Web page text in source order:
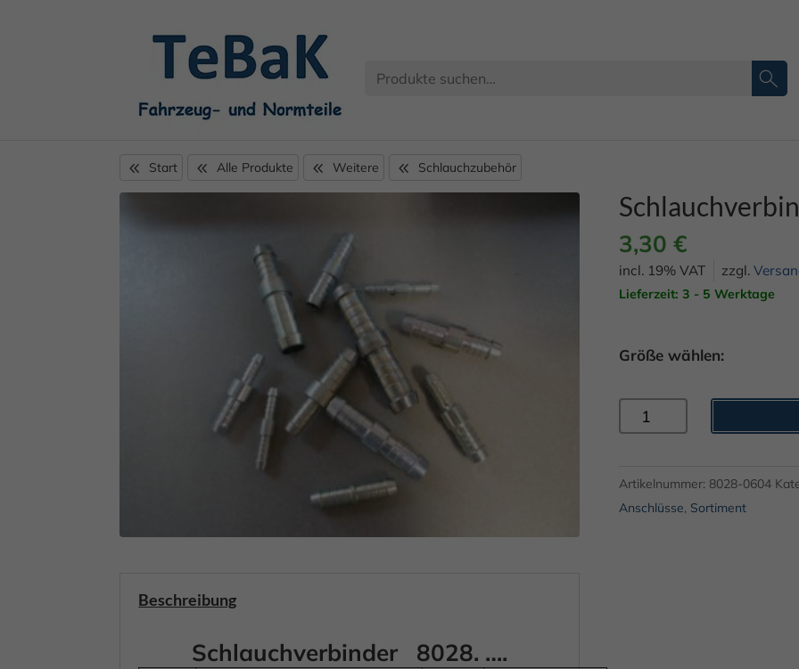
Start Alle Produkte Weitere Schlauchzubehör
3,30 €
incl. 19% VAT zzgl.
Lieferzeit: 3 - 5 Werktage
Größe wählen:
Schlauchverbinder
8028.
Menge
Artikelnummer: 8028-0604
Anschlüsse, Sortiment
Beschreibung
Schlauchverbinder 8028. ….